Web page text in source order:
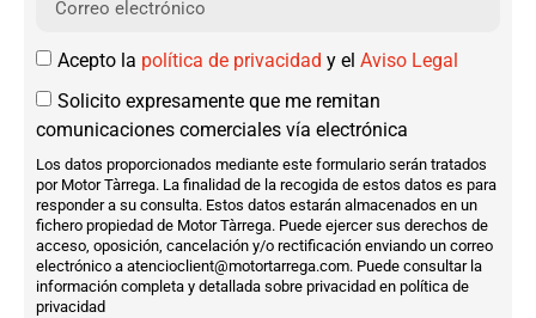
Acepto la política de privacidad y el Aviso Legal
Solicito expresamente que me remitan
comunicaciones comerciales vía electrónica
Los datos proporcionados mediante este formulario serán tratados
por Motor Tàrrega. La finalidad de la recogida de estos datos es para
responder a su consulta. Estos datos estarán almacenados en un
fichero propiedad de Motor Tàrrega. Puede ejercer sus derechos de
acceso, oposición, cancelación y/o rectificación enviando un correo
electrónico a atencioclient@motortarrega.com. Puede consultar la
información completa y detallada sobre privacidad en política de
privacidad